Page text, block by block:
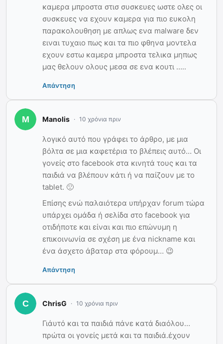
καμερα μπροστα στισ συσκευες ωστε ολες οι
συσκευες να εχουν καμερα για πιο ευκολη
παρακολουθηση με απλως ενα malware δεν
ειναι τυχαιο πως και τα πιο φθηνα μοντελα
εχουν εστω καμερα μπροστα τελικα μηπως
μας θελουν ολους μεσα σε ενα κουτι …..
Απάντηση
Manolis 10 χρόνια πριν
λογικό αυτό που γράφει το άρθρο, με μια
βόλτα σε μια καφετέρια το βλέπεις αυτό… Οι
γονείς στο facebook στα κινητά τους και τα
παιδιά να βλέπουν κάτι ή να παίζουν με το
tablet. 🙁
Επίσης ενώ παλαιότερα υπήρχαν forum τώρα
υπάρχει ομάδα ή σελίδα στο facebook για
οτιδήποτε και είναι και πιο επώνυμη η
επικοινωνία σε σχέση με ένα nickname και
ένα άσχετο άβαταρ στα φόρουμ… 😉
Απάντηση
ChrisG 10 χρόνια πριν
Γιάυτό και τα παιδιά πάνε κατά διαόλου…
πρώτα οι γονείς μετά και τα παιδιά.έχουν